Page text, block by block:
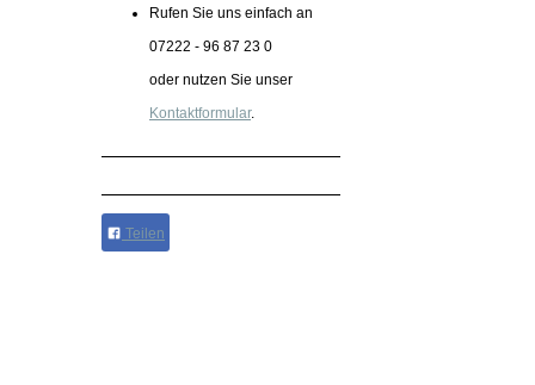
Rufen Sie uns einfach an
07222 - 96 87 23 0
oder nutzen Sie unser
Kontaktformular.
Teilen